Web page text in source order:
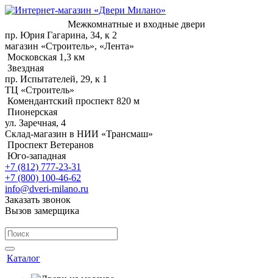
Межкомнатные и входные двери
пр. Юрия Гагарина, 34, к 2
магазин «Строитель», «Лента»
Московская 1,3 км
Звездная
пр. Испытателей, 29, к 1
ТЦ «Строитель»
Комендантский проспект 820 м
Пионерская
ул. Заречная, 4
Склад-магазин в НИИ «Трансмаш»
Проспект Ветеранов
Юго-западная
+7 (812) 777-23-31
+7 (800) 100-46-62
info@dveri-milano.ru
Заказать звонок
Вызов замерщика
Каталог